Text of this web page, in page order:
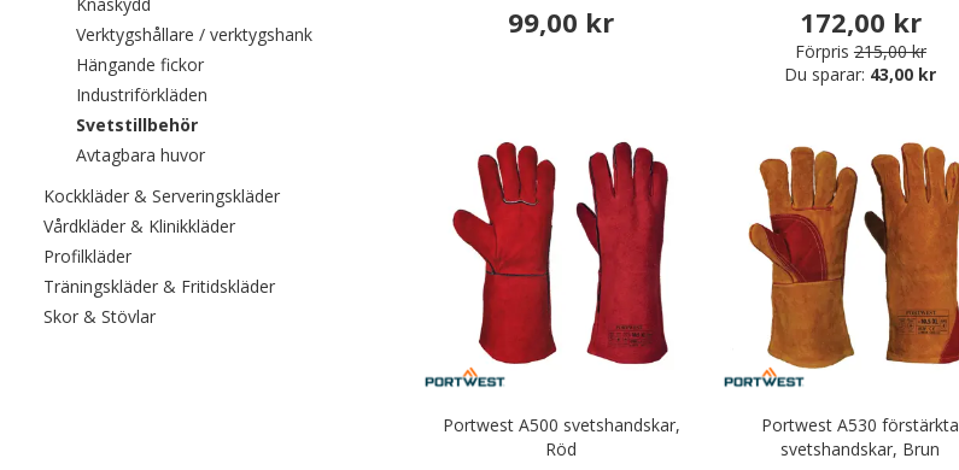
Verktygshållare / verktygshankFiltrera efter category: Verktygshållare / verktygshank
Hängande fickorFiltrera efter category: Hängande fickor
IndustriförklädenFiltrera efter category: Industriförkläden
SvetstillbehörValda För närvarande sorterad efter category: Svetstillbehör
Avtagbara huvorFiltrera efter category: Avtagbara huvor
Kockkläder & ServeringskläderFiltrera efter category: Kockkläder & Serveringskläder
Vårdkläder & KlinikkläderFiltrera efter category: Vårdkläder & Klinikkläder
ProfilkläderFiltrera efter category: Profilkläder
Träningskläder & FritidskläderFiltrera efter category: Träningskläder & Fritidskläder
Skor & StövlarFiltrera efter category: Skor & Stövlar
99,00 kr 172,00 kr
Förpris 215,00 kr
Du sparar: 43,00 kr
Portwest A500 svetshandskar,
Röd
Portwest A530 förstärkta
svetshandskar, Brun